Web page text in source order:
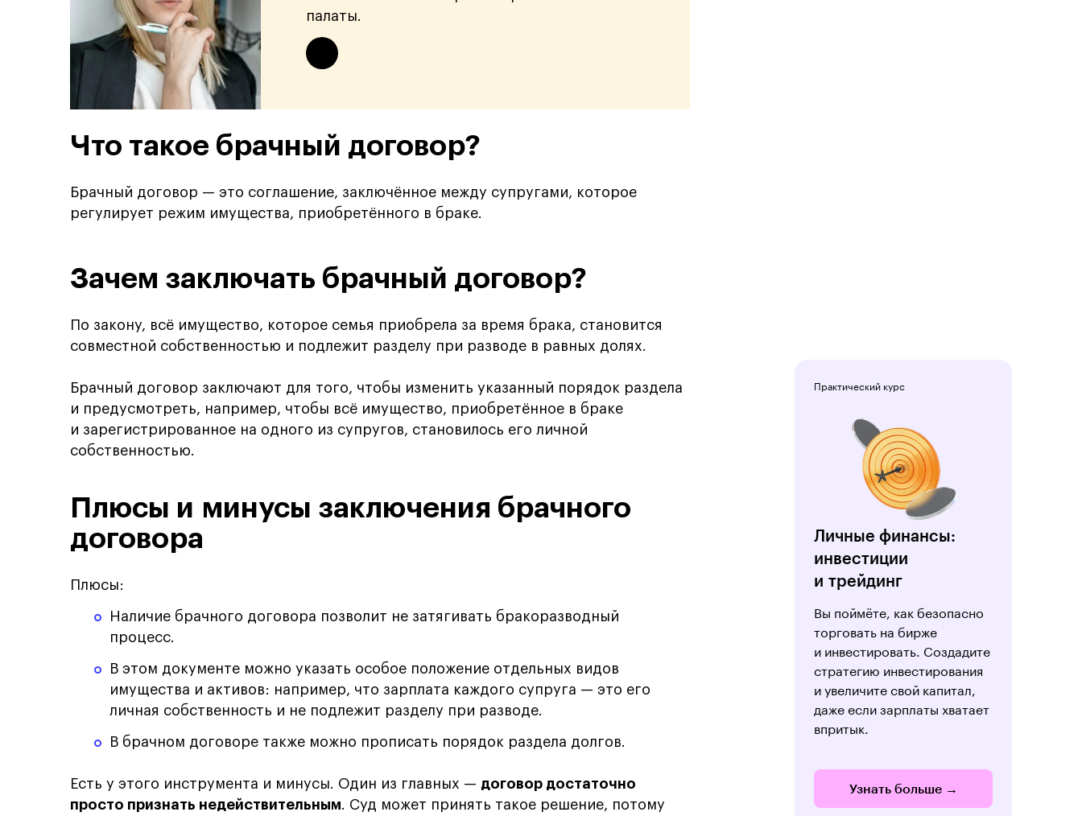
Практический курс
Личные финансы:
инвестиции
и трейдинг
Вы поймёте, как безопасно
торговать на бирже
и инвестировать. Создадите
стратегию инвестирования
и увеличите свой капитал,
даже если зарплаты хватает
впритык.
Узнать больше →
палаты.
Что такое брачный договор?
Брачный договор — это соглашение, заключённое между супругами, которое
регулирует режим имущества, приобретённого в браке.
Зачем заключать брачный договор?
По закону, всё имущество, которое семья приобрела за время брака, становится
совместной собственностью и подлежит разделу при разводе в равных долях.
Брачный договор заключают для того, чтобы изменить указанный порядок раздела
и предусмотреть, например, чтобы всё имущество, приобретённое в браке
и зарегистрированное на одного из супругов, становилось его личной
собственностью.
Плюсы и минусы заключения брачного
договора
Плюсы:
Наличие брачного договора позволит не затягивать бракоразводный
процесс.
В этом документе можно указать особое положение отдельных видов
имущества и активов: например, что зарплата каждого супруга — это его
личная собственность и не подлежит разделу при разводе.
В брачном договоре также можно прописать порядок раздела долгов.
Есть у этого инструмента и минусы. Один из главных — договор достаточно
просто признать недействительным. Суд может принять такое решение, потому